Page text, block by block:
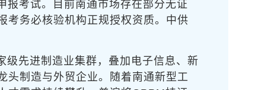
报考试。目前南通市场存在部分无证
考务必核验机构正规授权资质。中供
级先进制造业集群，叠加电子信息、新
头制造与外贸企业。随着南通新型工